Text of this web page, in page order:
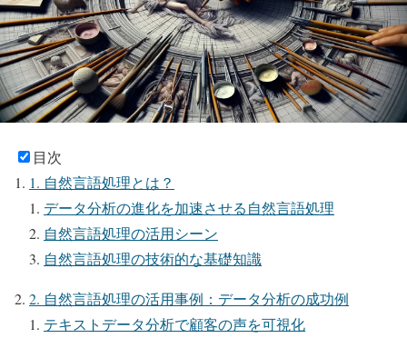
目次
1. 自然言語処理とは？
データ分析の進化を加速させる自然言語処理
自然言語処理の活用シーン
自然言語処理の技術的な基礎知識
2. 自然言語処理の活用事例：データ分析の成功例
テキストデータ分析で顧客の声を可視化